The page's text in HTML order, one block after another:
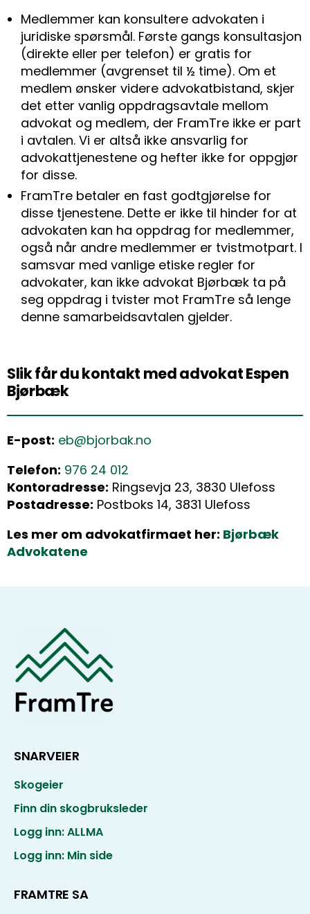
Medlemmer kan konsultere advokaten i
juridiske spørsmål. Første gangs konsultasjon
(direkte eller per telefon) er gratis for
medlemmer (avgrenset til ½ time). Om et
medlem ønsker videre advokatbistand, skjer
det etter vanlig oppdragsavtale mellom
advokat og medlem, der FramTre ikke er part
i avtalen. Vi er altså ikke ansvarlig for
advokattjenestene og hefter ikke for oppgjør
for disse.
FramTre betaler en fast godtgjørelse for
disse tjenestene. Dette er ikke til hinder for at
advokaten kan ha oppdrag for medlemmer,
også når andre medlemmer er tvistmotpart. I
samsvar med vanlige etiske regler for
advokater, kan ikke advokat Bjørbæk ta på
seg oppdrag i tvister mot FramTre så lenge
denne samarbeidsavtalen gjelder.
Slik får du kontakt med advokat Espen
Bjørbæk
E-post: eb@bjorbak.no
Telefon: 976 24 012
Kontoradresse: Ringsevja 23, 3830 Ulefoss
Postadresse: Postboks 14, 3831 Ulefoss
Les mer om advokatfirmaet her: Bjørbæk
Advokatene
SNARVEIER
Skogeier
Finn din skogbruksleder
Logg inn: ALLMA
Logg inn: Min side
FRAMTRE SA